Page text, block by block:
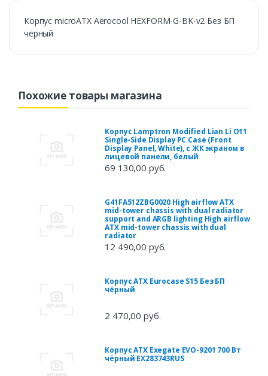
Корпус microATX Aerocool HEXFORM-G-BK-v2 Без БП
чёрный
Похожие товары магазина
Корпус Lamptron Modified Lian Li O11
Single-Side Display PC Case (Front
Display Panel, White), с ЖК экраном в
лицевой панели, белый
69 130,00 руб.
G41FA512ZBG0020 High airflow ATX
mid-tower chassis with dual radiator
support and ARGB lighting High airflow
ATX mid-tower chassis with dual
radiator
12 490,00 руб.
Корпус ATX Eurocase S15 Без БП
чёрный
2 470,00 руб.
Корпус ATX Exegate EVO-9201 700 Вт
чёрный EX283743RUS